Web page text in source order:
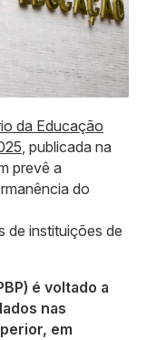
da Educação
, publicada na
prevê a
do
de instituições de
é voltado a
nas
em